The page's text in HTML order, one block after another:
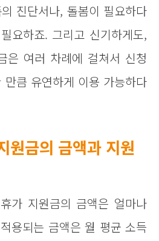
진단서나, 돌봄이 필요하다
요하죠. 그리고 신기하게도,
은 여러 차례에 걸쳐서 신청
큼 유연하게 이용 가능하다
원금의 금액과 지원
가 지원금의 금액은 얼마나
용되는 금액은 월 평균 소득